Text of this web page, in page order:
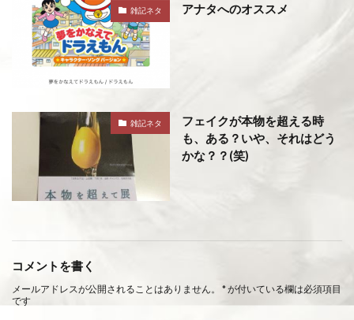
雑記ネタ アナタへのオススメ
雑記ネタ
フェイクが本物を超える時
も、ある？いや、それはどう
かな？？(笑)
コメントを書く
メールアドレスが公開されることはありません。 *が付いている欄は必須項目
です